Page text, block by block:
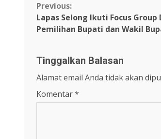
Continue
Reading
Previous:
Lapas Selong Ikuti Focus Group
Pemilihan Bupati dan Wakil
Tinggalkan Balasan
Alamat email Anda tidak akan
Komentar*